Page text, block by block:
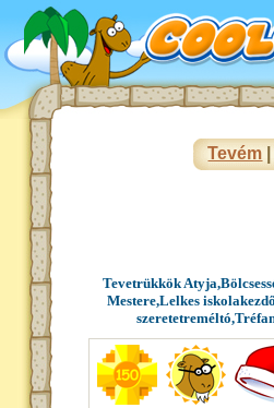
Tevém
Tevetrükkök
Mestere,Lelkes